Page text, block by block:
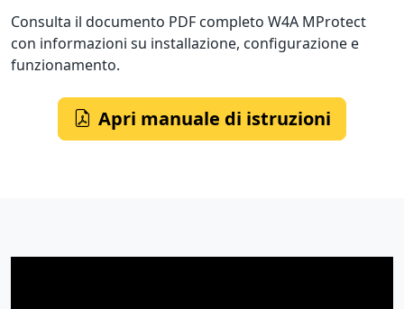
Consulta il documento PDF completo W4A MProtect
con informazioni su installazione, configurazione e
funzionamento.
Apri manuale di istruzioni